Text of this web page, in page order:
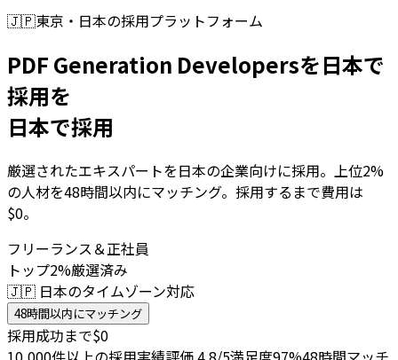
🇯🇵東京・日本の採用プラットフォーム
PDF Generation Developersを日本で
採用を
日本で採用
厳選されたエキスパートを日本の企業向けに採用。上位2%
の人材を48時間以内にマッチング。採用するまで費用は
$0。
フリーランス＆正社員
トップ2%厳選済み
🇯🇵 日本のタイムゾーン対応
48時間以内にマッチング
採用成功まで$0